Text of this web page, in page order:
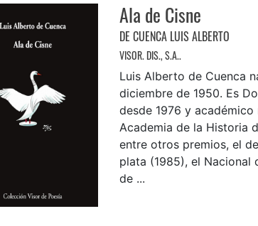
Ala de Cisne
DE CUENCA LUIS ALBERTO
VISOR. DIS., S.A..
Luis Alberto de Cuenca
diciembre de 1950. Es
desde 1976 y académico
Academia de la Historia
entre otros premios, el
plata (1985), el Nacional
de ...